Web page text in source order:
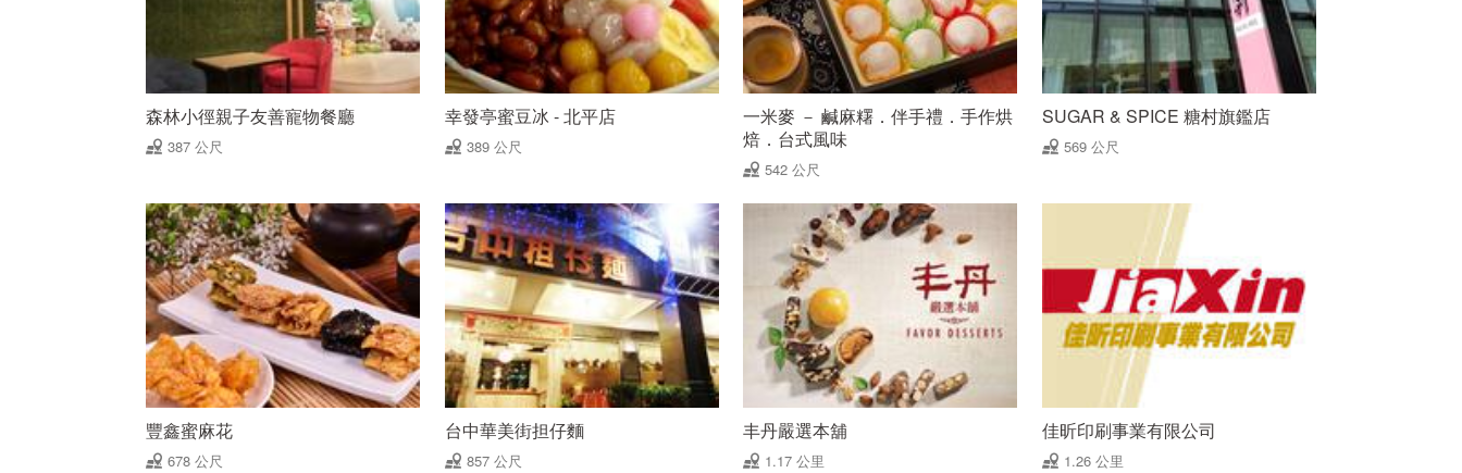
森林小徑親子友善寵物餐廳
387 公尺
幸發亭蜜豆冰 - 北平店
389 公尺
一米麥 － 鹹麻糬．伴手禮．手作烘
焙．台式風味
542 公尺
SUGAR & SPICE 糖村旗鑑店
569 公尺
豐鑫蜜麻花
678 公尺
台中華美街担仔麵
857 公尺
丰丹嚴選本舖
1.17 公里
佳昕印刷事業有限公司
1.26 公里